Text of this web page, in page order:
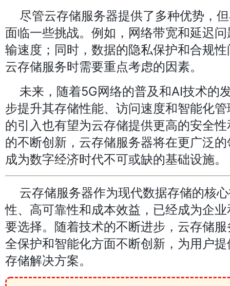
尽管云存储服务器提供了多种优势，
面临一些挑战。例如，网络带宽和延迟
输速度；同时，数据的隐私保护和合规
云存储服务时需要重点考虑的因素。
未来，随着5G网络的普及和AI技术的
步提升其存储性能、访问速度和智能化
的引入也有望为云存储提供更高的安全
的不断创新，云存储服务器将在更广泛
成为数字经济时代不可或缺的基础设施。
云存储服务器作为现代数据存储的核
性、高可靠性和成本效益，已经成为企
要选择。随着技术的不断进步，云存储
全保护和智能化方面不断创新，为用户
存储解决方案。